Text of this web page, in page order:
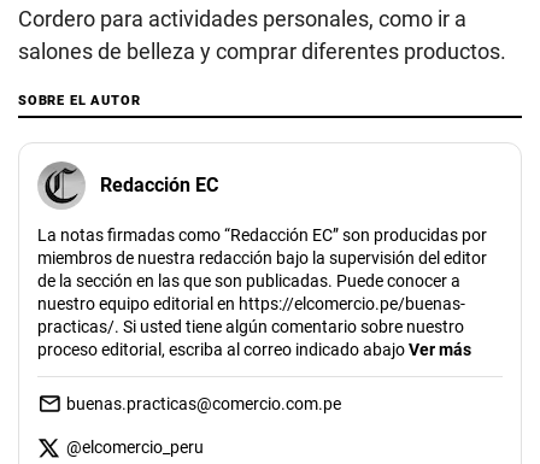
Cordero para actividades personales, como ir a
salones de belleza y comprar diferentes productos.
SOBRE EL AUTOR
Redacción EC
La notas firmadas como “Redacción EC” son producidas por
miembros de nuestra redacción bajo la supervisión del editor
de la sección en las que son publicadas. Puede conocer a
nuestro equipo editorial en https://elcomercio.pe/buenas-
practicas/. Si usted tiene algún comentario sobre nuestro
proceso editorial, escriba al correo indicado abajoVer más
buenas.practicas@comercio.com.pe
@elcomercio_peru